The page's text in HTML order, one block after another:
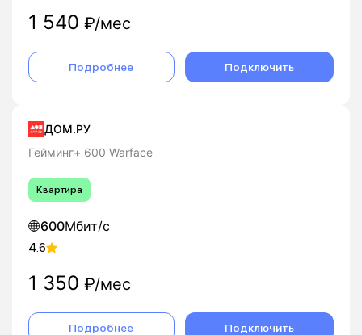
1 540 ₽/мес
Подробнее Подключить
ДОМ.РУ
Гейминг+ 600 Warface
Квартира
600Мбит/с
4.6
1 350 ₽/мес
Подробнее Подключить